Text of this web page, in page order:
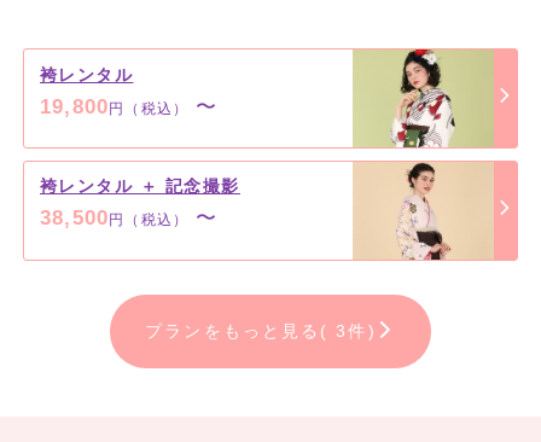
袴レンタル
19,800円（税込） 〜
袴レンタル ＋ 記念撮影
38,500 円（税込） 〜
プランをもっと見る( 3件)